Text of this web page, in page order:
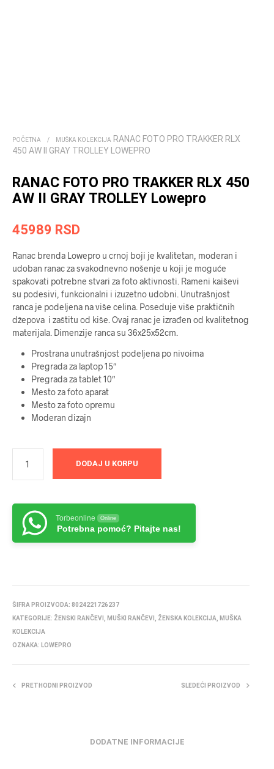
POČETNA / MUŠKA KOLEKCIJA RANAC FOTO PRO TRAKKER RLX
450 AW II GRAY TROLLEY LOWEPRO
RANAC FOTO PRO TRAKKER RLX 450
AW II GRAY TROLLEY Lowepro
45989 RSD
Ranac brenda Lowepro u crnoj boji je kvalitetan, moderan i
udoban ranac za svakodnevno nošenje u koji je moguće
spakovati potrebne stvari za foto aktivnosti. Rameni kaiševi
su podesivi, funkcionalni i izuzetno udobni. Unutrašnjost
ranca je podeljena na više celina. Poseduje više praktičnih
džepova i zaštitu od kiše. Ovaj ranac je izrađen od kvalitetnog
materijala. Dimenzije ranca su 36x25x52cm.
Prostrana unutrašnjost podeljena po nivoima
Pregrada za laptop 15″
Pregrada za tablet 10″
Mesto za foto aparat
Mesto za foto opremu
Moderan dizajn
DODAJ U KORPU
Torbeonline Online
Potrebna pomoć? Pitajte nas!
ŠIFRA PROIZVODA: 8024221726237
KATEGORIJE: ŽENSKI RANČEVI MUŠKI RANČEVI ŽENSKA KOLEKCIJA
MUŠKA
KOLEKCIJA
OZNAKA: LOWEPRO
PRETHODNI PROIZVOD SLEDEĆI PROIZVOD
DODATNE INFORMACIJE